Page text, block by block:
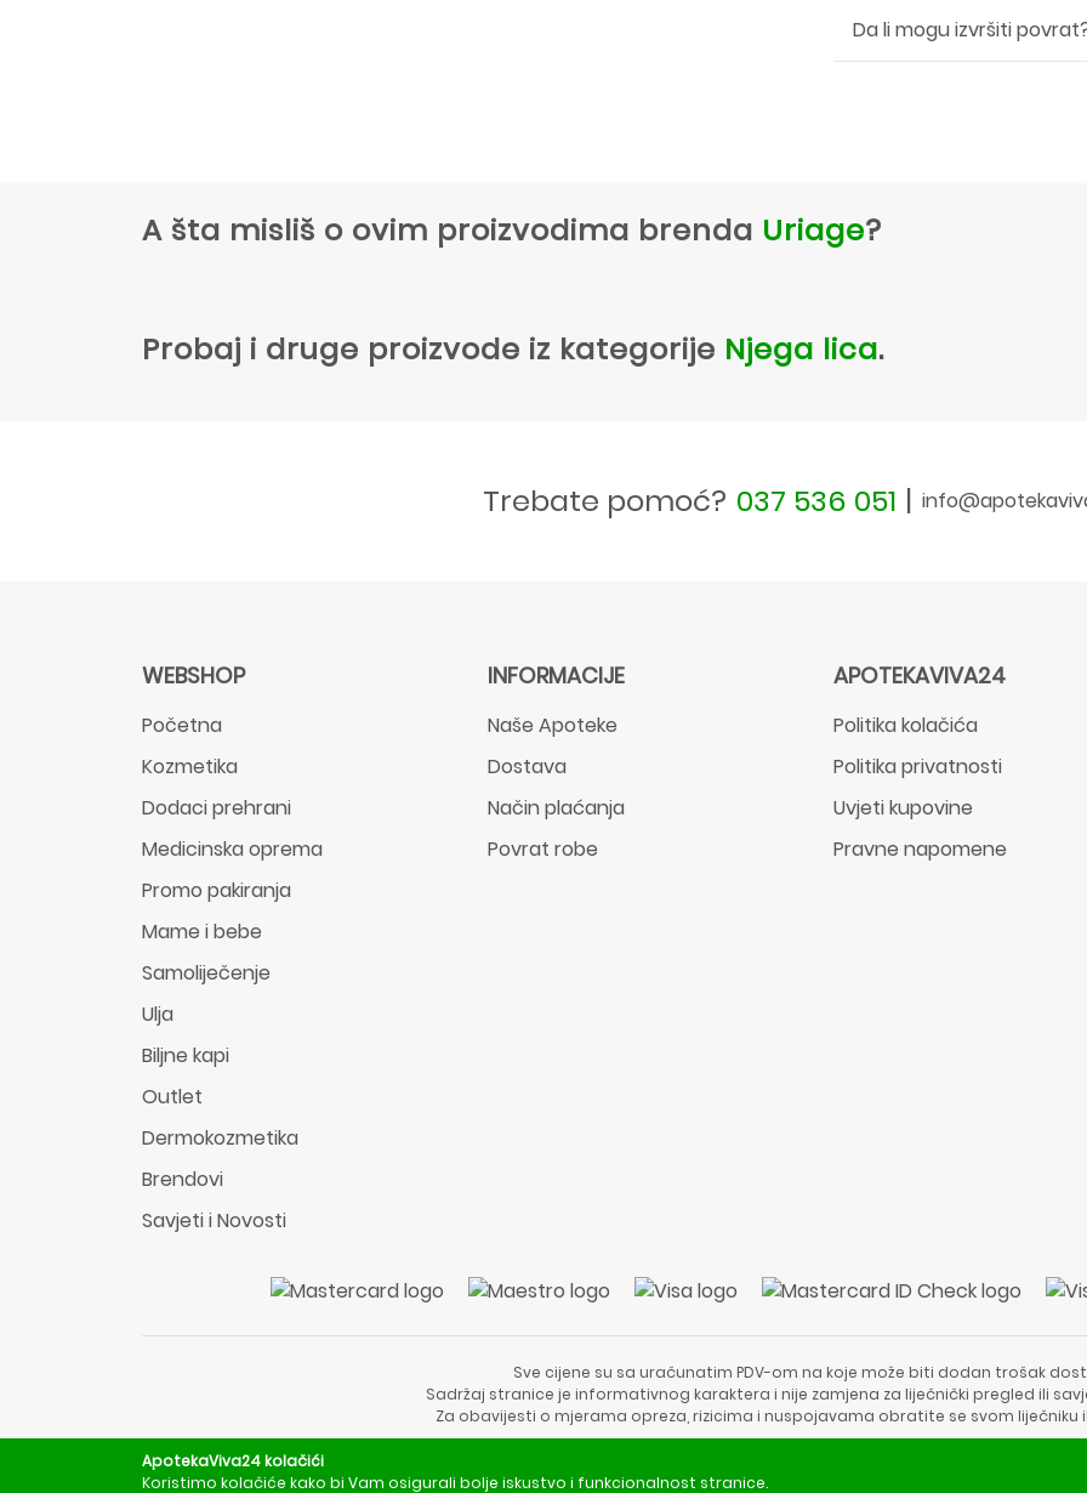
Da li mogu izvršiti
A šta misliš o ovim proizvodima brenda Uriage?
Probaj i druge proizvode iz kategorije Njega lica.
Trebate pomoć? 037 536 051 |
WEBSHOP
Početna
Kozmetika
Dodaci prehrani
Medicinska oprema
Promo pakiranja
Mame i bebe
Samoliječenje
Ulja
Biljne kapi
Outlet
Dermokozmetika
Brendovi
Savjeti i Novosti
INFORMACIJE
Naše Apoteke
Dostava
Način plaćanja
Povrat robe
APOTEKAVIVA24
Politika kolačića
Politika privatnosti
Uvjeti kupovine
Pravne napomene
Sve cijene su sa uračunatim PDV-om na koje može biti dodan trošak
Sadržaj stranice je informativnog karaktera i nije zamjena za liječnički pregled ili
Za obavijesti o mjerama opreza, rizicima i nuspojavama obratite se svom liječniku
ApotekaViva24 kolačići
Koristimo kolačiće kako bi Vam osigurali bolje iskustvo i funkcionalnost stranice.